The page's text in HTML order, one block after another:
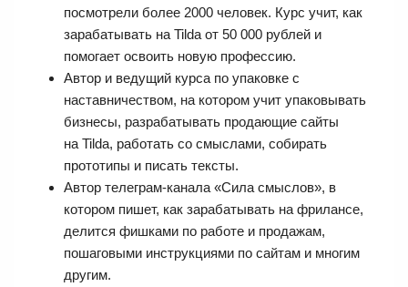
посмотрели более 2000 человек. Курс учит, как
зарабатывать на Tilda от 50 000 рублей и
помогает освоить новую профессию.
Автор и ведущий курса по упаковке с
наставничеством, на котором учит упаковывать
бизнесы, разрабатывать продающие сайты
на Tilda, работать со смыслами, собирать
прототипы и писать тексты.
Автор телеграм-канала «Сила смыслов», в
котором пишет, как зарабатывать на фрилансе,
делится фишками по работе и продажам,
пошаговыми инструкциями по сайтам и многим
другим.